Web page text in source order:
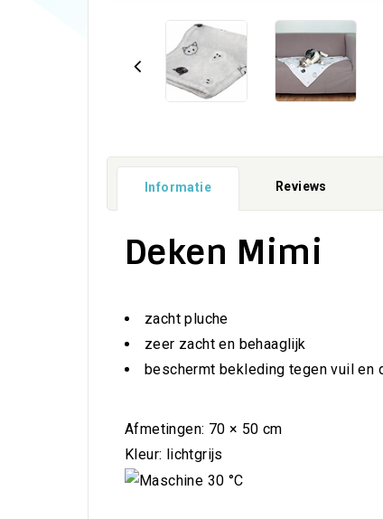
Informatie Reviews
Deken Mimi
zacht pluche
zeer zacht en behaaglijk
beschermt bekleding tegen vuil en
Afmetingen: 70 × 50 cm
Kleur: lichtgrijs